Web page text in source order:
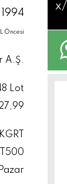
Öncesi
A.Ş.
Lot
x/